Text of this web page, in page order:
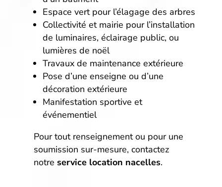
Espace vert pour l’élagage des arbres
Collectivité et mairie pour l’installation
de luminaires, éclairage public, ou
lumières de noël
Travaux de maintenance extérieure
Pose d’une enseigne ou d’une
décoration extérieure
Manifestation sportive et
événementiel
Pour tout renseignement ou pour une
soumission sur-mesure, contactez
notre service location nacelles.